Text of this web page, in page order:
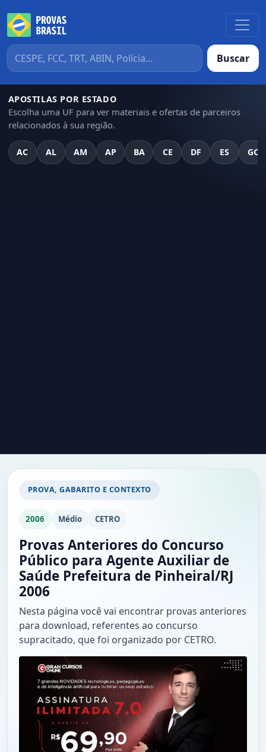
Buscar
APOSTILAS POR ESTADO
Escolha uma UF para ver materiais e ofertas de parceiros
relacionados à sua região.
AC AL AM AP BA CE DF ES GO
PROVA, GABARITO E CONTEXTO
2006 Médio CETRO
Provas Anteriores do Concurso
Público para Agente Auxiliar de
Saúde Prefeitura de Pinheiral/RJ
2006
Nesta página você vai encontrar provas anteriores
para download, referentes ao concurso
supracitado, que foi organizado por CETRO.